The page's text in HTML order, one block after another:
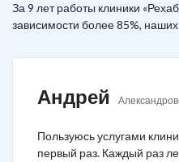
За 9 лет работы клиники
зависимости более 85%,
Андрей
Пользуюсь услугами
первый раз. Каждый раз